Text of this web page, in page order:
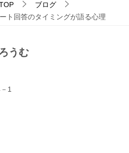
ブログ
ト回答のタイミングが語る心理
うむ
1